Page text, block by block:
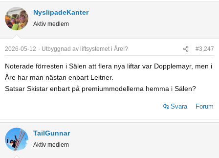
NyslipadeKanter
Aktiv medlem
2026-05-12 Utbyggnad av liftsystemet i Åre!? #3,247
Noterade förresten i Sälen att flera nya liftar var Dopplemayr, men i
Åre har man nästan enbart Leitner.
Satsar Skistar enbart på premiummodellerna hemma i Sälen?
Svara Forum
TailGunnar
Aktiv medlem